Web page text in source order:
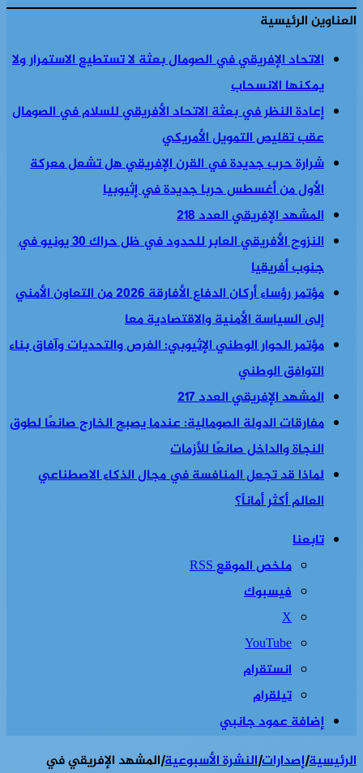
العناوين الرئيسية
الاتحاد الإفريقي في الصومال بعثة لا تستطيع الاستمرار ولا
يمكنها الانسحاب
إعادة النظر في بعثة الاتحاد الأفريقي للسلام في الصومال
عقب تقليص التمويل الأمريكي
شرارة حرب جديدة في القرن الإفريقي هل تشعل معركة
الأول من أغسطس حربا جديدة في إثيوبيا
المشهد الإفريقي العدد 218
النزوح الأفريقي العابر للحدود في ظل حراك 30 يونيو في
جنوب أفريقيا
مؤتمر رؤساء أركان الدفاع الأفارقة 2026 من التعاون الأمني
إلى السياسة الأمنية والاقتصادية معا
مؤتمر الحوار الوطني الإثيوبي: الفرص والتحديات وآفاق بناء
التوافق الوطني
المشهد الإفريقي العدد 217
مفارقات الدولة الصومالية: عندما يصبح الخارج صانعًا لطوق
النجاة والداخل صانعًا للأزمات
لماذا قد تجعل المنافسة في مجال الذكاء الاصطناعي
العالم أكثر أماناً؟
تابعنا
ملخص الموقع RSS
فيسبوك
‫X
‫YouTube
انستقرام
تيلقرام
إضافة عمود جانبي
الرئيسية|إصدارات|النشرة الأسبوعية|المشهد الإفريقي في